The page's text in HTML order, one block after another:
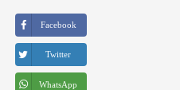
Facebook
Twitter
WhatsApp